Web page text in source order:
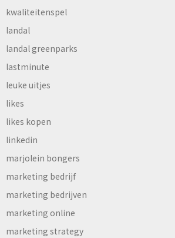
kwaliteitenspel
landal
landal greenparks
lastminute
leuke uitjes
likes
likes kopen
linkedin
marjolein bongers
marketing bedrijf
marketing bedrijven
marketing online
marketing strategy